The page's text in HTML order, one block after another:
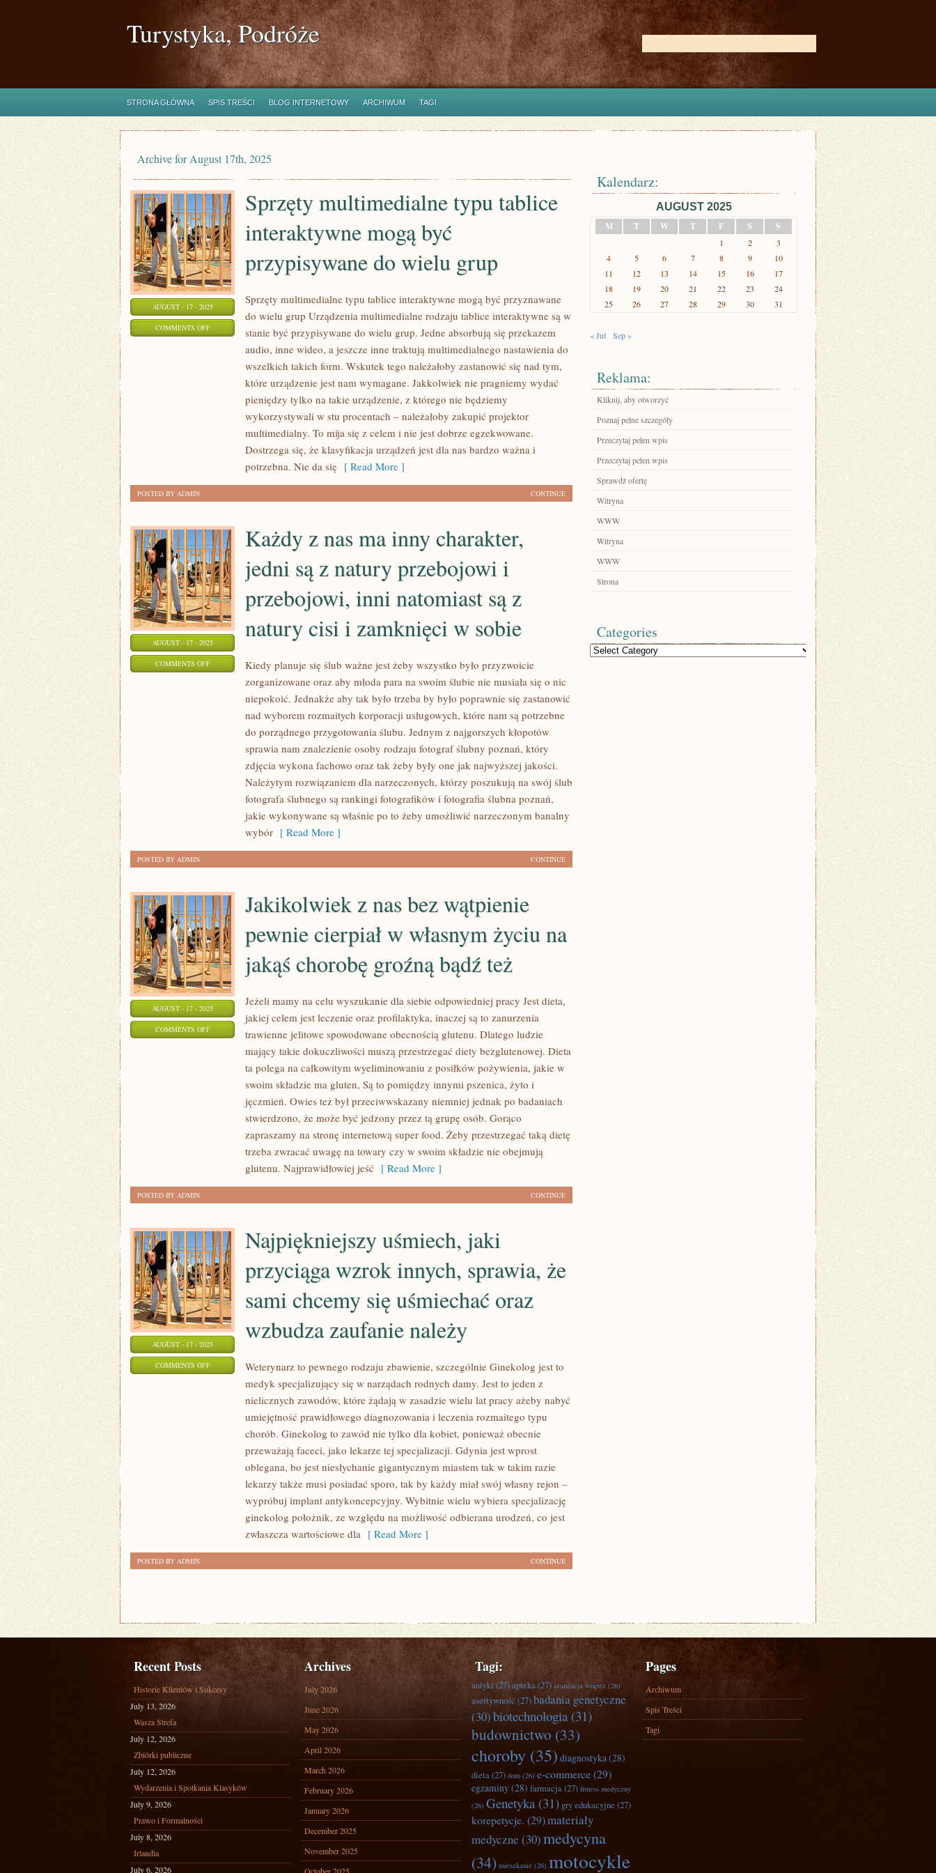
Turystyka, Podróże
STRONA GŁÓWNA SPIS TREŚCI BLOG INTERNETOWY ARCHIWUM TAGI
Archive for August 17th, 2025
AUGUST - 17 - 2025
COMMENTS OFFON
INTERAKTYWNE
PRZYPISYWANE
DO
WIELU
Sprzęty multimedialne typu tablice
interaktywne mogą być
przypisywane do wielu grup
Sprzęty multimedialne typu tablice interaktywne mogą być przyznawane
do wielu grup Urządzenia multimedialne rodzaju tablice interaktywne są w
stanie być przypisywane do wielu grup. Jedne absorbują się przekazem
audio, inne wideo, a jeszcze inne traktują multimedialnego nastawienia do
wszelkich takich form. Wskutek tego należałoby zastanowić się nad tym,
które urządzenie jest nam wymagane. Jakkolwiek nie pragniemy wydać
pieniędzy tylko na takie urządzenie, z którego nie będziemy
wykorzystywali w stu procentach – należałoby zakupić projektor
multimedialny. To mija się z celem i nie jest dobrze egzekwowane.
Dostrzega się, że klasyfikacja urządzeń jest dla nas bardzo ważna i
potrzebna. Nie da się [ Read More ]
CONTINUE
POSTED BY ADMIN
AUGUST - 17 - 2025
COMMENTS OFFON
CHARAKTER,
INNI
NATOMIAST
SĄ
Z
NATURY
CISI
I
ZAMKNIĘCI
Każdy z nas ma inny charakter,
jedni są z natury przebojowi i
przebojowi, inni natomiast są z
natury cisi i zamknięci w sobie
Kiedy planuje się ślub ważne jest żeby wszystko było przyzwoicie
zorganizowane oraz aby młoda para na swoim ślubie nie musiała się o nic
niepokoić. Jednakże aby tak było trzeba by było poprawnie się zastanowić
nad wyborem rozmaitych korporacji usługowych, które nam są potrzebne
do porządnego przygotowania ślubu. Jednym z najgorszych kłopotów
sprawia nam znalezienie osoby rodzaju fotograf ślubny poznań, który
zdjęcia wykona fachowo oraz tak żeby były one jak najwyższej jakości.
Należytym rozwiązaniem dla narzeczonych, którzy poszukują na swój ślub
fotografa ślubnego są rankingi fotografików i fotografia ślubna poznań,
jakie wykonywane są właśnie po to żeby umożliwić narzeczonym banalny
wybór [ Read More ]
CONTINUE
POSTED BY ADMIN
AUGUST - 17 - 2025
COMMENTS OFFON
WŁASNYM
ŻYCIU
JAKĄŚ
CHOROBĘ
GROŹNĄ
BĄDŹ
TEŻ
Jakikolwiek z nas bez wątpienie
pewnie cierpiał w własnym życiu na
jakąś chorobę groźną bądź też
Jeżeli mamy na celu wyszukanie dla siebie odpowiedniej pracy Jest dieta,
jakiej celem jest leczenie oraz profilaktyka, inaczej są to zanurzenia
trawienne jelitowe spowodowane obecnością glutenu. Dlatego ludzie
mający takie dokuczliwości muszą przestrzegać diety bezglutenowej. Dieta
ta polega na całkowitym wyeliminowaniu z posiłków pożywienia, jakie w
swoim składzie ma gluten, Są to pomiędzy innymi pszenica, żyto i
jęczmień. Owies też był przeciwwskazany niemniej jednak po badaniach
stwierdzono, że może być jedzony przez tą grupę osób. Gorąco
zapraszamy na stronę internetową super food. Żeby przestrzegać taką dietę
trzeba zwracać uwagę na towary czy w swoim składzie nie obejmują
glutenu. Najprawidłowiej jeść [ Read More ]
CONTINUE
POSTED BY ADMIN
AUGUST - 17 - 2025
COMMENTS OFFON
NAJPIĘKNIEJSZY
PRZYCIĄGA
ZAUFANIE
NALEŻY
Najpiękniejszy uśmiech, jaki
przyciąga wzrok innych, sprawia, że
sami chcemy się uśmiechać oraz
wzbudza zaufanie należy
Weterynarz to pewnego rodzaju zbawienie, szczególnie Ginekolog jest to
medyk specjalizujący się w narządach rodnych damy. Jest to jeden z
nielicznych zawodów, które żądają w zasadzie wielu lat pracy ażeby nabyć
umiejętność prawidłowego diagnozowania i leczenia rozmaitego typu
chorób. Ginekolog to zawód nie tylko dla kobiet, ponieważ obecnie
przeważają faceci, jako lekarze tej specjalizacji. Gdynia jest wprost
oblegana, bo jest niesłychanie gigantycznym miastem tak w takim razie
lekarzy także musi posiadać sporo, tak by każdy miał swój własny rejon –
wypróbuj implant antykoncepcyjny. Wybitnie wielu wybiera specjalizację
ginekolog położnik, ze względu na możliwość odbierana urodzeń, co jest
zwłaszcza wartościowe dla [ Read More ]
CONTINUE
POSTED BY ADMIN
Kalendarz:
AUGUST 2025
M
T W T F S S
1 2
3
4
5 6 7 8 9
10
11
12 13 14 15 16
17
18
19 20 21 22 23
24
25
26 27 28 29 30 31
« Jul Sep »
Reklama:
Kliknij, aby otworzyć
Poznaj pełne szczegóły
Przeczytaj pełen wpis
Przeczytaj pełen wpis
Sprawdź ofertę
Witryna
WWW
Witryna
WWW
Strona
Categories
Categories
Recent Posts
Historie Klientów i Sukcesy
July 13, 2026
Wasza Strefa
July 12, 2026
Zbiórki publiczne
July 12, 2026
Wydarzenia i Spotkania Klasyków
July 9, 2026
Prawo i Formalności
July 8, 2026
Irlandia
July 6, 2026
Archives
July 2026
June 2026
May 2026
April 2026
March 2026
February 2026
January 2026
December 2025
November 2025
Tagi:
antyki(27)apteka(27) aranżacja wnętrz (26)
asertywność (27)badania genetyczne
(30)biotechnologia(31)
budownictwo (33)
choroby (35) diagnostyka(28)
dieta(27) dom (26) e-commerce(29)
egzaminy(28) farmacja(27) fitness medyczny
(26) Genetyka(31) gry edukacyjne (27)
korepetycje. (29)materiały
medyczne (30)medycyna
(34) mieszkanie (26) motocykle
Pages
Archiwum
Spis Treści
Tagi